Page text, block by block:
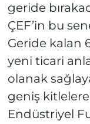
geride
ÇEF’in bu
Geride kalan
yeni ticari
olanak
geniş
Endüstriyel